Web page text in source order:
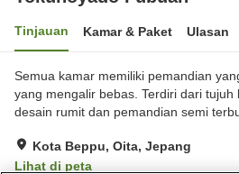
Tinjauan Kamar & Paket Ulasan
Semua kamar memiliki pemandian
yang mengalir bebas. Terdiri dari
desain rumit dan pemandian semi
Kota Beppu, Oita, Jepang
Lihat di peta